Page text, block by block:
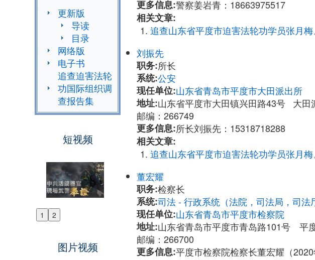
更新版
导读
目录
网络版
电子书
追查迫害法轮
功国际组织调
查报告集
短视频
1 2
Previous
图片视频
更多信息:警察姜岩青：18663975517
相关文章:
追查山东省平度市迫害法轮功学员张月
刘振先
职务:所长
系统:公安
现任单位:山东省青岛市平度市大田派出所
地址:山东省平度市大田镇兴田路43号 大田
邮编：266749
更多信息:所长刘振先：15318718288
相关文章:
追查山东省平度市迫害法轮功学员张月
董宏耀
职务:检察长
系统:司法 - 行政系统（法院，司法局，司法
现任单位:山东省青岛市平度市检察院
地址:山东省青岛市平度市青岛路101号 平
邮编：266700
更多信息:平度市检察院检察长董宏耀（